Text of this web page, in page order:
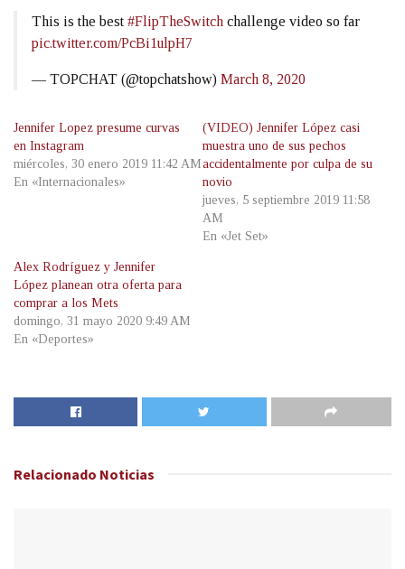
This is the best #FlipTheSwitch challenge video so far
pic.twitter.com/PcBi1ulpH7
— TOPCHAT (@topchatshow) March 8, 2020
Jennifer Lopez presume curvas
en Instagram
miércoles, 30 enero 2019 11:42 AM
En «Internacionales»
(VIDEO) Jennifer López casi
muestra uno de sus pechos
accidentalmente por culpa de su
novio
jueves, 5 septiembre 2019 11:58
AM
En «Jet Set»
Alex Rodríguez y Jennifer
López planean otra oferta para
comprar a los Mets
domingo, 31 mayo 2020 9:49 AM
En «Deportes»
Relacionado Noticias